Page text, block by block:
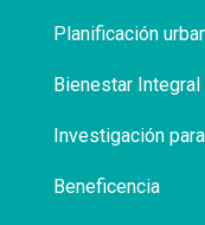
Planificación
Bienestar Integral
Investigación
Beneficencia